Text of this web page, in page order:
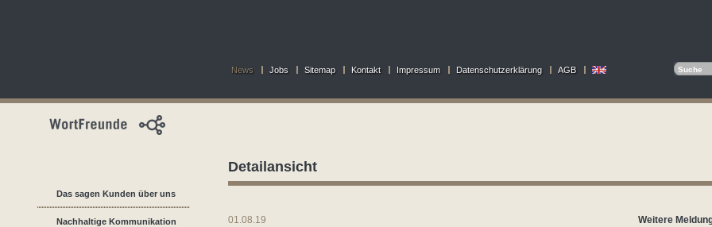
News Jobs Sitemap Kontakt Impressum Datenschutzerklärung AGB
Das sagen Kunden über uns
Nachhaltige Kommunikation
Detailansicht
01.08.19
Weitere